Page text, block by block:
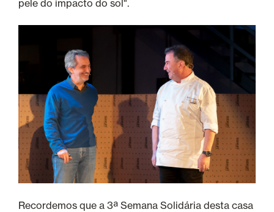
pele do impacto do sol".
Recordemos que a 3ª Semana Solidária desta casa